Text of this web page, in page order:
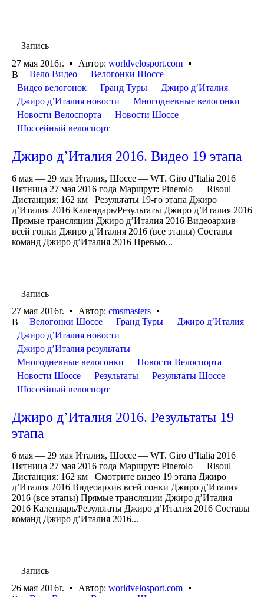
Запись
27 мая 2016г.
Автор: worldvelosport.com
В
Вело Видео
Велогонки Шоссе
Видео велогонок
Гранд Туры
Джиро д’Италия
Джиро д’Италия новости
Многодневные велогонки
Новости Велоспорта
Новости Шоссе
Шоссейный велоспорт
Джиро д’Италия 2016. Видео 19 этапа
6 мая — 29 мая Италия, Шоссе — WT. Giro d’Italia 2016
Пятница 27 мая 2016 года Маршрут: Pinerolo — Risoul
Дистанция: 162 км Результаты 19-го этапа Джиро
д’Италия 2016 Календарь/Результаты Джиро д’Италия 2016
Прямые трансляции Джиро д’Италия 2016 Видеоархив
всей гонки Джиро д’Италия 2016 (все этапы) Составы
команд Джиро д’Италия 2016 Превью...
Запись
27 мая 2016г.
Автор: cmsmasters
В
Велогонки Шоссе Гранд Туры
Джиро д’Италия
Джиро д’Италия новости
Джиро д’Италия результаты
Многодневные велогонки
Новости Велоспорта
Новости Шоссе
Результаты
Результаты Шоссе
Шоссейный велоспорт
Джиро д’Италия 2016. Результаты 19
этапа
6 мая — 29 мая Италия, Шоссе — WT. Giro d’Italia 2016
Пятница 27 мая 2016 года Маршрут: Pinerolo — Risoul
Дистанция: 162 км Смотрите видео 19 этапа Джиро
д’Италия 2016 Видеоархив всей гонки Джиро д’Италия
2016 (все этапы) Прямые трансляции Джиро д’Италия
2016 Календарь/Результаты Джиро д’Италия 2016 Составы
команд Джиро д’Италия 2016...
Запись
26 мая 2016г.
Автор: worldvelosport.com